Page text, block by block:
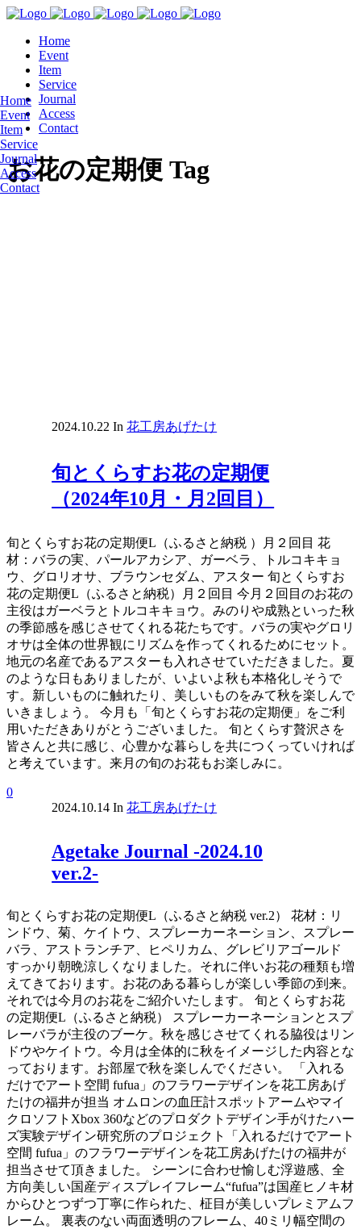
Home
Event
Item
Service
Journal
Access
Contact
Home
Event
Item
Service
Journal
Access
Contact
お花の定期便 Tag
2024.10.22 In 花工房あげたけ
旬とくらすお花の定期便
（2024年10月・月2回目）
旬とくらすお花の定期便L（ふるさと納税 ）月２回目 花
材：バラの実、パールアカシア、ガーベラ、トルコキキョ
ウ、グロリオサ、ブラウンセダム、アスター 旬とくらすお
花の定期便L（ふるさと納税）月２回目 今月２回目のお花の
主役はガーベラとトルコキキョウ。みのりや成熟といった秋
の季節感を感じさせてくれる花たちです。バラの実やグロリ
オサは全体の世界観にリズムを作ってくれるためにセット。
地元の名産であるアスターも入れさせていただきました。夏
のような日もありましたが、いよいよ秋も本格化しそうで
す。新しいものに触れたり、美しいものをみて秋を楽しんで
いきましょう。 今月も「旬とくらすお花の定期便」をご利
用いただきありがとうございました。 旬とくらす贅沢さを
皆さんと共に感じ、心豊かな暮らしを共につくっていければ
と考えています。来月の旬のお花もお楽しみに。
0
2024.10.14 In 花工房あげたけ
Agetake Journal -2024.10
ver.2-
旬とくらすお花の定期便L（ふるさと納税 ver.2） 花材：リ
ンドウ、菊、ケイトウ、スプレーカーネーション、スプレー
バラ、アストランチア、ヒペリカム、グレビリアゴールド
すっかり朝晩涼しくなりました。それに伴いお花の種類も増
えてきております。お花のある暮らしが楽しい季節の到来。
それでは今月のお花をご紹介いたします。 旬とくらすお花
の定期便L（ふるさと納税） スプレーカーネーションとスプ
レーバラが主役のブーケ。秋を感じさせてくれる脇役はリン
ドウやケイトウ。今月は全体的に秋をイメージした内容とな
っております。お部屋で秋を楽しんでください。 「入れる
だけでアート空間 fufua」のフラワーデザインを花工房あげ
たけの福井が担当 オムロンの血圧計スポットアームやマイ
クロソフトXbox 360などのプロダクトデザイン手がけたハー
ズ実験デザイン研究所のプロジェクト「入れるだけでアート
空間 fufua」のフラワーデザインを花工房あげたけの福井が
担当させて頂きました。 シーンに合わせ愉しむ浮遊感、全
方向美しい国産ディスプレイフレーム“fufua”は国産ヒノキ材
からひとつずつ丁寧に作られた、柾目が美しいプレミアムフ
レーム。 裏表のない両面透明のフレーム、40ミリ幅空間の